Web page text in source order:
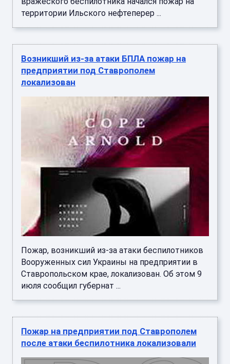
территории Ильского нефтеперер ...
Возникший из-за атаки БПЛА пожар на
предприятии под Ставрополем
локализован
Пожар, возникший из-за атаки беспилотников
Вооруженных сил Украины на предприятии в
Ставропольском крае, локализован. Об этом 9
июля сообщил губернат ...
Пожар на предприятии под Ставрополем
после атаки беспилотника локализовали